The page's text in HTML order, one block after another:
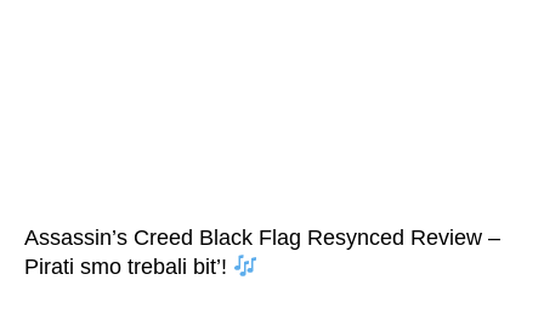
Assassin’s Creed Black Flag Resynced Review –
Pirati smo trebali bit’!